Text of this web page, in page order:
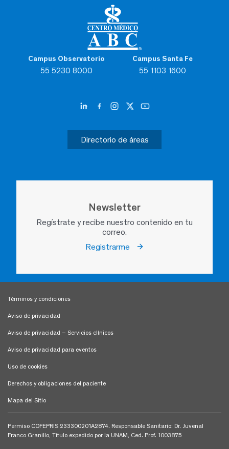
Campus Observatorio
55 5230 8000
Campus Santa Fe
55 1103 1600
Directorio de áreas
Newsletter
Regístrate y recibe nuestro contenido en tu
correo.
Registrarme
Términos y condiciones
Aviso de privacidad
Aviso de privacidad – Servicios clínicos
Aviso de privacidad para eventos
Uso de cookies
Derechos y obligaciones del paciente
Mapa del Sitio
Permiso COFEPRIS 233300201A2874. Responsable Sanitario: Dr. Juvenal
Franco Granillo, Título expedido por la UNAM, Ced. Prof. 1003875